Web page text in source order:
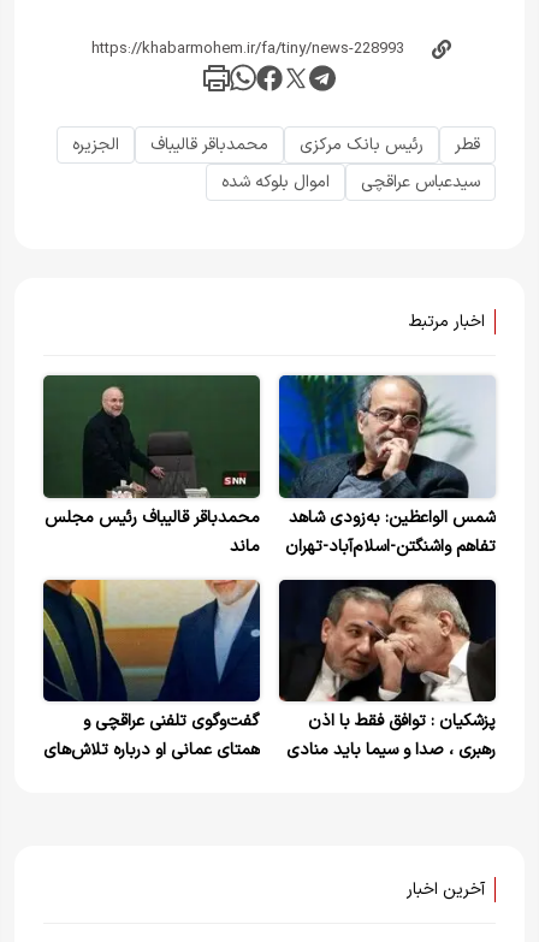
قطر رئیس بانک مرکزی محمدباقر قالیباف
الجزیره
سیدعباس عراقچی
اموال بلوکه شده
اخبار مرتبط
شمس الواعظین: به‌زودی شاهد
تفاهم واشنگتن-اسلام‌آباد-تهران
خواهیم بود
محمدباقر قالیباف رئیس مجلس
ماند
پزشکیان : توافق فقط با اذن
رهبری ، صدا و سیما باید منادی
گفت‌وگوی تلفنی عراقچی و
همتای عمانی او درباره تلاش‌های
آخرین اخبار